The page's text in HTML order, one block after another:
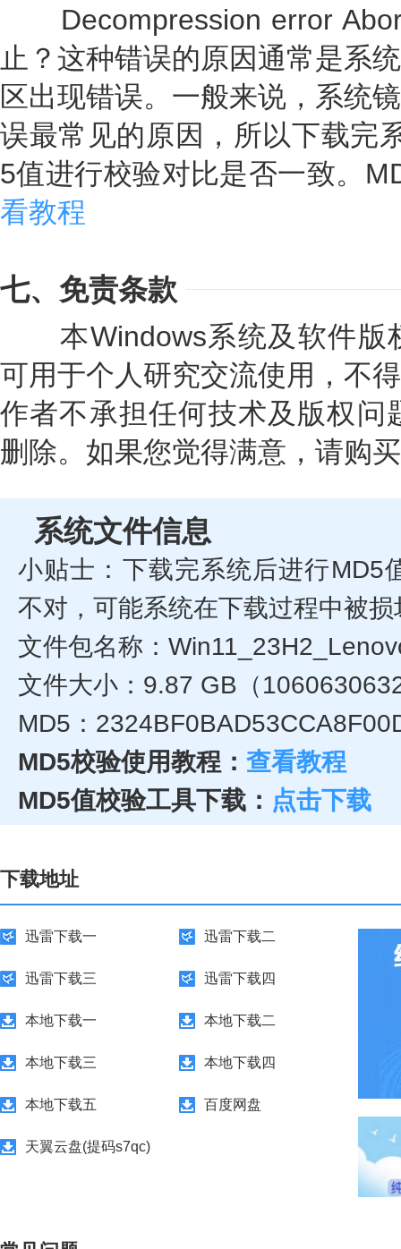
Decompression error
止？这种错误的原因通常是系
区出现错误。一般来说，系统
误最常见的原因，所以下载完
5值进行校验对比是否一致。
看教程
七、免责条款
本Windows系统及软件版
可用于个人研究交流使用，不
作者不承担任何技术及版权问
删除。如果您觉得满意，请购
系统文件信息
小贴士：下载完系统后进行MD5
不对，可能系统在下载过程中被
文件包名称：
文件大小：9.87 GB（
MD5：
MD5校验使用教程： 查看教程
MD5值校验工具下载： 点击下载
下载地址
迅雷下载一 迅雷下载二
迅雷下载三 迅雷下载四
本地下载一 本地下载二
本地下载三 本地下载四
本地下载五 百度网盘
天翼云盘(提码s7qc)